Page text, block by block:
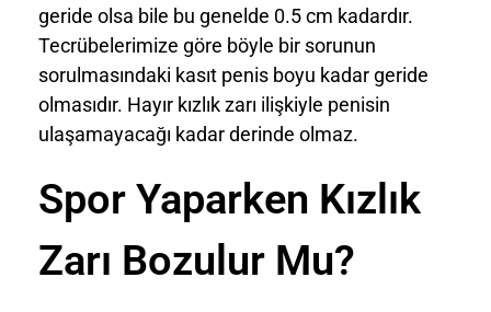
geride olsa bile bu genelde 0.5 cm kadardır.
Tecrübelerimize göre böyle bir sorunun
sorulmasındaki kasıt penis boyu kadar geride
olmasıdır. Hayır kızlık zarı ilişkiyle penisin
ulaşamayacağı kadar derinde olmaz.
Spor Yaparken Kızlık
Zarı Bozulur Mu?